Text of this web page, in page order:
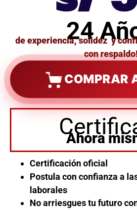
24
de experiencia, solidez y
con
COMPRAR
Ahora
Certificación oficial
Postula con confianza a
laborales
No arriesgues tu futuro